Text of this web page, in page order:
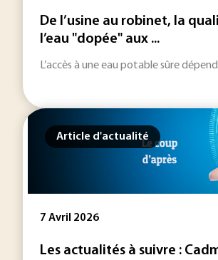
De l’usine au robinet, la
l’eau "dopée" aux ...
L’accès à une eau potable sûre
Article d'actualité
7 Avril 2026
Les actualités à suivre :